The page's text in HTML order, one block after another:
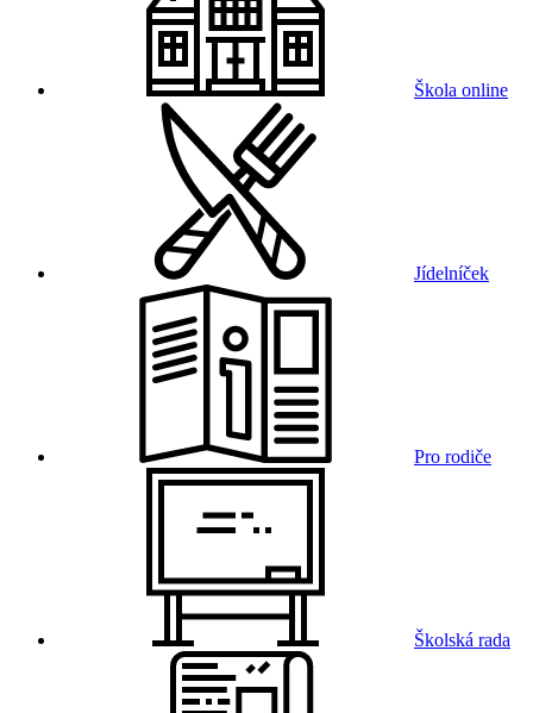
Škola online
Jídelníček
Pro rodiče
Školská rada